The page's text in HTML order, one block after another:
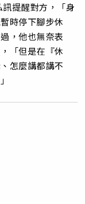
提醒對方，「身
時停下腳步休
，他也無奈表
「但是在『休
怎麼講都講不